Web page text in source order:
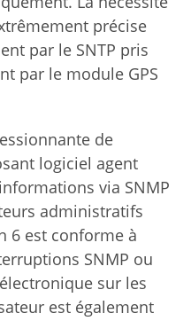
précise
par le SNTP pris
par le module GPS
de
logiciel agent
via SNMP
administratifs
6 est conforme à
SNMP ou
sur les
est également